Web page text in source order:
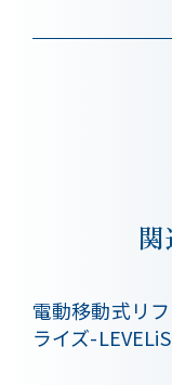
電動移動式リ
ライズ-